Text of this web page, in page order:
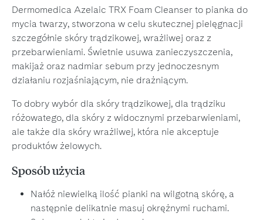
Dermomedica Azelaic TRX Foam Cleanser to pianka do
mycia twarzy, stworzona w celu skutecznej pielęgnacji
szczegółnie skóry trądzikowej, wrażliwej oraz z
przebarwieniami. Świetnie usuwa zanieczyszczenia,
makijaż oraz nadmiar sebum przy jednoczesnym
działaniu rozjaśniającym, nie drażniącym.
To dobry wybór dla skóry trądzikowej, dla trądziku
różowatego, dla skóry z widocznymi przebarwieniami,
ale także dla skóry wrażliwej, która nie akceptuje
produktów żelowych.
Sposób użycia
Nałóż niewielką ilość pianki na wilgotną skórę, a
następnie delikatnie masuj okrężnymi ruchami.